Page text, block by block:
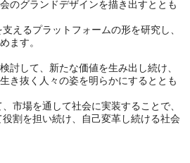
のグランドデザインを描き出すととも
えるプラットフォームの形を研究し、
ます。
討して、新たな価値を生み出し続け、
き抜く人々の姿を明らかにするととも
市場を通して社会に実装することで、
割を担い続け、自己変革し続ける社会